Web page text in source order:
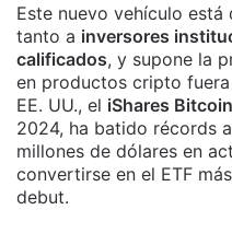
Este nuevo vehículo
tanto a inversores
calificados, y supone la
en productos cripto
EE. UU., el iShares
2024, ha batido récords
millones de dólares en
convertirse en el ETF
debut.